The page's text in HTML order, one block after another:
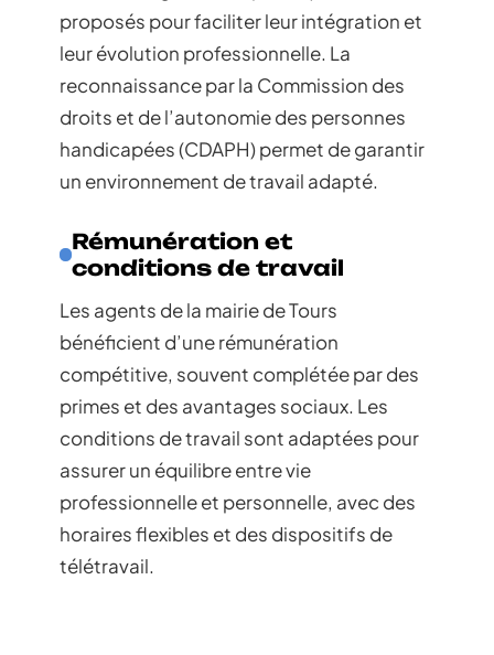
proposés pour faciliter leur intégration et
leur évolution professionnelle. La
reconnaissance par la Commission des
droits et de l’autonomie des personnes
handicapées (CDAPH) permet de garantir
un environnement de travail adapté.
Rémunération et
conditions de travail
Les agents de la mairie de Tours
bénéficient d’une rémunération
compétitive, souvent complétée par des
primes et des avantages sociaux. Les
conditions de travail sont adaptées pour
assurer un équilibre entre vie
professionnelle et personnelle, avec des
horaires flexibles et des dispositifs de
télétravail.